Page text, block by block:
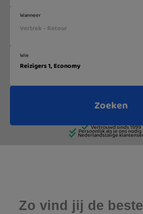
Zo vind jij de beste